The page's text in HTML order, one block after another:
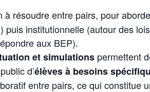
résoudre entre pairs, pour
puis institutionnelle (autour des
aux BEP).
et simulations permettent
d’élèves à besoins
entre pairs, ce qui constitue